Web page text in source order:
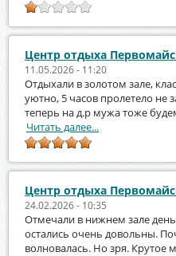
Центр отдыха
11.05.2026 - 11:20
Отдыхали в золотом зале,
уютно, 5 часов пролетело не
теперь на д.р мужа тоже
Читать далее...
Центр отдыха
24.02.2026 - 10:35
Отмечали в нижнем зале
остались очень довольны.
волновалась. Но зря. Крутое